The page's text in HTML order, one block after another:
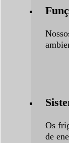
Os
de